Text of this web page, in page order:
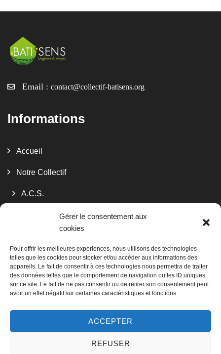
Gérer le consentement aux
cookies
Pour offrir les meilleures expériences, nous utilisons des technologies
telles que les cookies pour stocker et/ou accéder aux informations des
appareils. Le fait de consentir à ces technologies nous permettra de traiter
des données telles que le comportement de navigation ou les ID uniques
sur ce site. Le fait de ne pas consentir ou de retirer son consentement peut
avoir un effet négatif sur certaines caractéristiques et fonctions.
ACCEPTER
REFUSER
Email : contact@collectif-batisens.org
Informations
Accueil
Notre Collectif
A.C.S.
Services
La Matériauthèque